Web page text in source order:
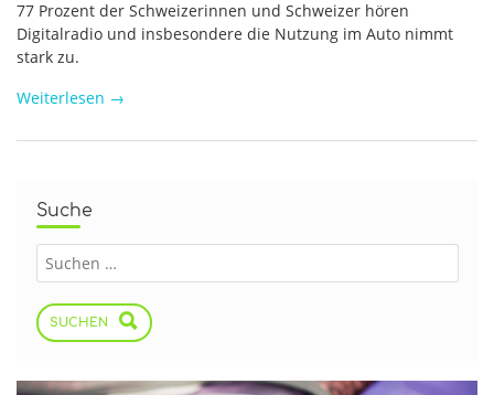
77 Prozent der Schweizerinnen und Schweizer hören
Digitalradio und insbesondere die Nutzung im Auto nimmt
stark zu.
Weiterlesen →
Suche
SUCHEN